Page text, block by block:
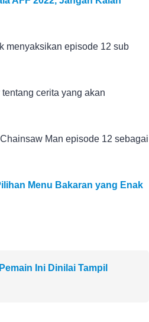
menyaksikan episode 12 sub
cerita yang akan
Man episode 12 sebagai
Menu Bakaran yang Enak
Ini Dinilai Tampil